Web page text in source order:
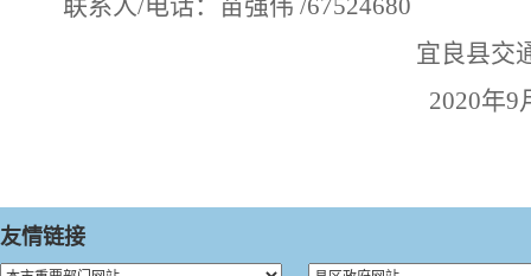
联系人/电话： 苗强伟 /67524680
宜良县交
2020年9
友情链接